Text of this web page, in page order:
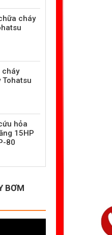
cháy
cháy
Tohatsu
hỏa
15HP
80
BƠM